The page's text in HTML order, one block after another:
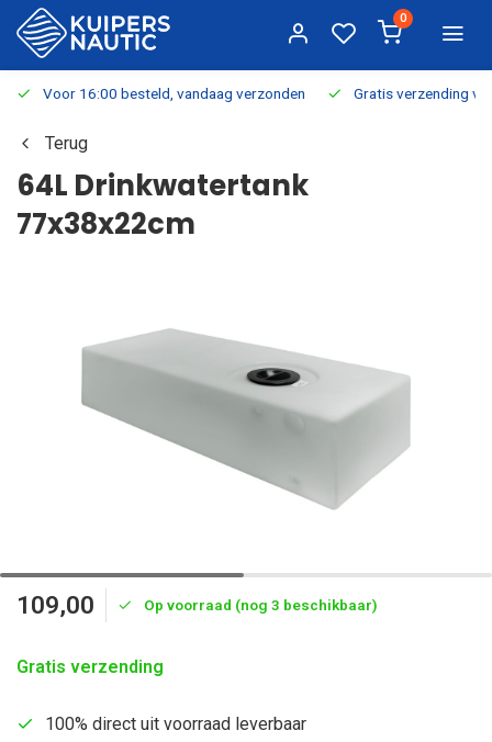
0
Voor 16:00 besteld, vandaag verzonden Gratis verzending
Terug
64L Drinkwatertank
77x38x22cm
109,00 Op voorraad (nog 3 beschikbaar)
Gratis verzending
100% direct uit voorraad leverbaar